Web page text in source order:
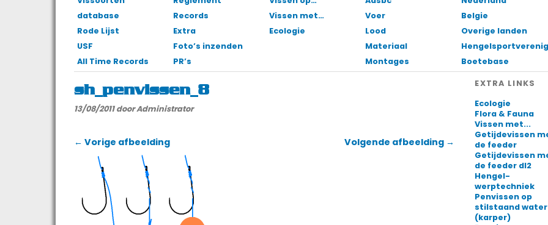
database
Rode Lijst
USF
All Time Records
Records
Extra
Foto’s inzenden
PR’s
Vissen met…
Ecologie
Voer
Lood
Materiaal
Montages
Belgie
Overige landen
Boetebase
sh_penvissen_8
13/08/2011 door Administrator
← Vorige afbeelding Volgende afbeelding →
EXTRA LINKS
Ecologie
Flora & Fauna
Vissen met...
Getijdevissen
de feeder
Getijdevissen
de feeder dl2
Hengel-
werptechniek
Penvissen op
stilstaand water
(karper)